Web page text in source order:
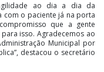
ao dia a dia da
com o paciente já na porta
que a gente
isso. Agradecemos ao
Municipal por
destacou o secretário